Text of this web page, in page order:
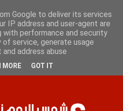
الجمعة 7 أغسطس 2026
الصفحات
Google to deliver its services
IP address and user-agent are
with performance and security
service, generate usage
address abuse.
MORE GOT IT